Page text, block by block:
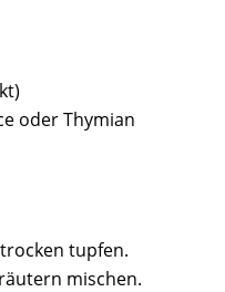
oder Thymian
tupfen.
mischen.